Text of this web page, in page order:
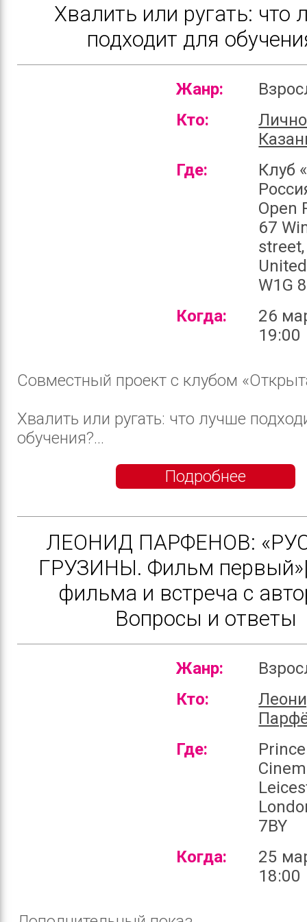
Хвалить или ругать: что
подходит для
Жанр:
Кто:
Где:
Клуб
Open
67
W1G
Когда:
26
19:00
Совместный проект с клубом
Хвалить или ругать: что лучше
обучения?...
Подробнее
ЛЕОНИД ПАРФЕНОВ:
ГРУЗИНЫ. Фильм
фильма и встреча с
Вопросы и ответы
Жанр:
Кто:
Где:
7BY
Когда:
25
18:00